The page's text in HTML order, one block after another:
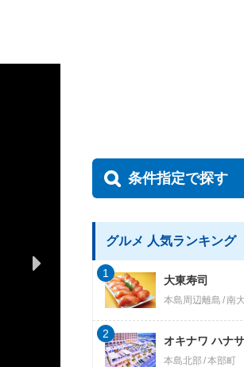
条件指定で探す
グルメ 人気ランキング
大東寿司
本島周辺離島 南
1
オキナワ ハナ
本島北部 本部町
2